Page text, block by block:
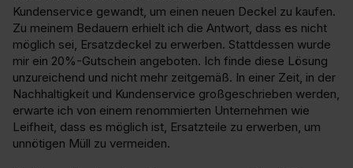
Kundenservice gewandt, um einen neuen Deckel zu kaufen.
Zu meinem Bedauern erhielt ich die Antwort, dass es nicht
möglich sei, Ersatzdeckel zu erwerben. Stattdessen wurde
mir ein 20%-Gutschein angeboten. Ich finde diese Lösung
unzureichend und nicht mehr zeitgemäß. In einer Zeit, in der
Nachhaltigkeit und Kundenservice großgeschrieben werden,
erwarte ich von einem renommierten Unternehmen wie
Leifheit, dass es möglich ist, Ersatzteile zu erwerben, um
unnötigen Müll zu vermeiden.